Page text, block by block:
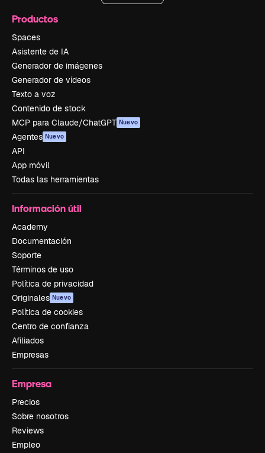
Productos
Spaces
Asistente de IA
Generador de imágenes
Generador de vídeos
Texto a voz
Contenido de stock
MCP para Claude/ChatGPT Nuevo
Agentes Nuevo
API
App móvil
Todas las herramientas
Información útil
Academy
Documentación
Soporte
Términos de uso
Política de privacidad
Originales Nuevo
Política de cookies
Centro de confianza
Afiliados
Empresas
Empresa
Precios
Sobre nosotros
Reviews
Empleo